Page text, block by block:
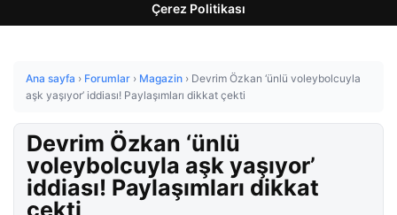
Çerez Politikası
Ana sayfa › Forumlar › Magazin › Devrim Özkan ‘ünlü voleybolcuyla
aşk yaşıyor’ iddiası! Paylaşımları dikkat çekti
Devrim Özkan ‘ünlü
voleybolcuyla aşk yaşıyor’
iddiası! Paylaşımları dikkat
çekti